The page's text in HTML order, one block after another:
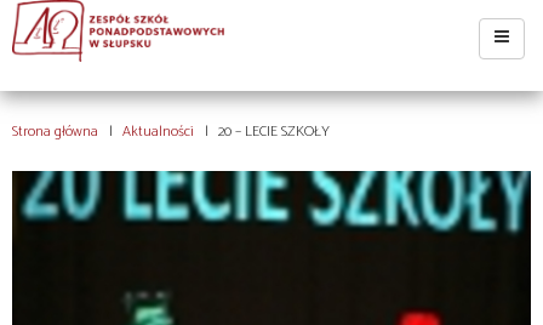
Strona główna Aktualności 20 – LECIE SZKOŁY